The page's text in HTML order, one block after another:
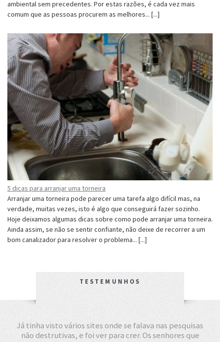
ambiental sem precedentes. Por estas razões, é cada vez mais
comum que as pessoas procurem as melhores... [...]
5 dicas para arranjar uma torneira
Arranjar uma torneira pode parecer uma tarefa algo difícil mas, na
verdade, muitas vezes, isto é algo que conseguirá fazer sozinho.
Hoje deixamos algumas dicas sobre como pode arranjar uma torneira.
Ainda assim, se não se sentir confiante, não deixe de recorrer a um
bom canalizador para resolver o problema... [...]
TESTEMUNHOS
Já tinha visto vários sites onde se falava nas pesquisas
não destrutivas, e foi ver para crer. Os senhores que